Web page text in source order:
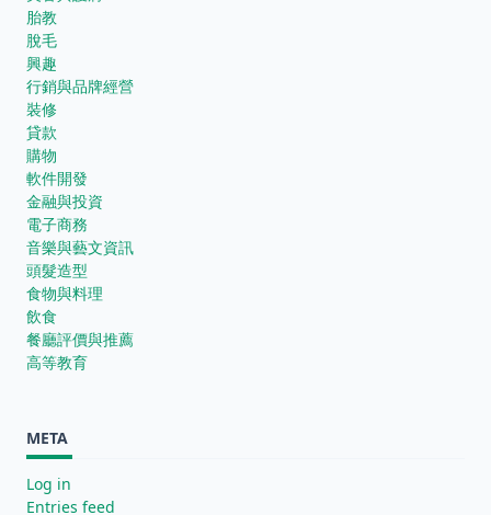
胎教
脫毛
興趣
行銷與品牌經營
裝修
貸款
購物
軟件開發
金融與投資
電子商務
音樂與藝文資訊
頭髮造型
食物與料理
飲食
餐廳評價與推薦
高等教育
META
Log in
Entries feed